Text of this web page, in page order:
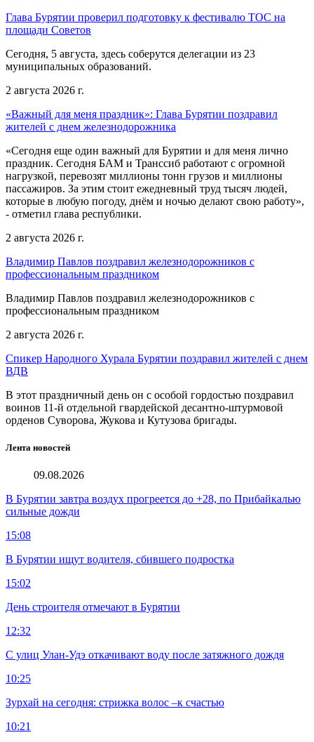
Глава Бурятии проверил подготовку к фестивалю ТОС на
площади Советов
Сегодня, 5 августа, здесь соберутся делегации из 23
муниципальных образований.
2 августа 2026 г.
«Важный для меня праздник»: Глава Бурятии поздравил
жителей с днем железнодорожника
«Сегодня еще один важный для Бурятии и для меня лично
праздник. Сегодня БАМ и Транссиб работают с огромной
нагрузкой, перевозят миллионы тонн грузов и миллионы
пассажиров. За этим стоит ежедневный труд тысяч людей,
которые в любую погоду, днём и ночью делают свою работу»,
- отметил глава республики.
2 августа 2026 г.
Владимир Павлов поздравил железнодорожников с
профессиональным праздником
Владимир Павлов поздравил железнодорожников с
профессиональным праздником
2 августа 2026 г.
Спикер Народного Хурала Бурятии поздравил жителей с днем
ВДВ
В этот праздничный день он с особой гордостью поздравил
воинов 11-й отдельной гвардейской десантно-штурмовой
орденов Суворова, Жукова и Кутузова бригады.
Лента новостей
09.08.2026
В Бурятии завтра воздух прогреется до +28, по Прибайкалью
сильные дожди
15:08
В Бурятии ищут водителя, сбившего подростка
15:02
День строителя отмечают в Бурятии
12:32
С улиц Улан-Удэ откачивают воду после затяжного дождя
10:25
Зурхай на сегодня: стрижка волос –к счастью
10:21